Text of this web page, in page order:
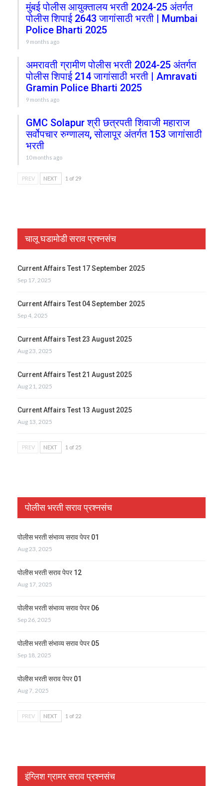
मुंबई पोलीस आयुक्तालय भरती 2024-25 अंतर्गत
पोलीस शिपाई 2643 जागांसाठी भरती | Mumbai
Police Bharti 2025
9 months ago
अमरावती ग्रामीण पोलीस भरती 2024-25 अंतर्गत
पोलीस शिपाई 214 जागांसाठी भरती | Amravati
Gramin Police Bharti 2025
9 months ago
GMC Solapur श्री छत्रपती शिवाजी महाराज
सर्वोपचार रुग्णालय, सोलापूर अंतर्गत 153 जागांसाठी
भरती
10 months ago
PREV NEXT 1 of 29
चालू घडामोडी सराव प्रश्नसंच
Current Affairs Test 17 September 2025
Sep 17, 2025
Current Affairs Test 04 September 2025
Sep 4, 2025
Current Affairs Test 23 August 2025
Aug 23, 2025
Current Affairs Test 21 August 2025
Aug 21, 2025
Current Affairs Test 13 August 2025
Aug 13, 2025
PREV NEXT 1 of 25
पोलीस भरती सराव प्रश्नसंच
पोलीस भरती संभाव्य सराव पेपर 01
Aug 23, 2025
पोलीस भरती सराव पेपर 12
Aug 17, 2025
पोलीस भरती संभाव्य सराव पेपर 06
Sep 26, 2025
पोलीस भरती संभाव्य सराव पेपर 05
Sep 18, 2025
पोलीस भरती सराव पेपर 01
Aug 7, 2025
PREV NEXT 1 of 22
इंग्लिश ग्रामर सराव प्रश्नसंच